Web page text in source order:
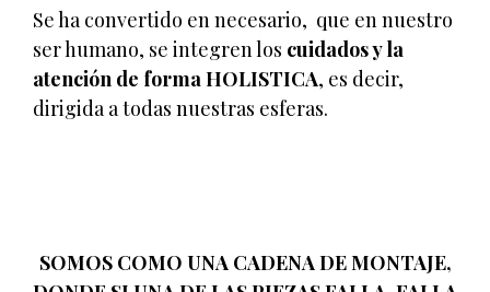
Se ha convertido en necesario, que en nuestro
ser humano, se integren los cuidados y la
atención de forma HOLISTICA, es decir,
dirigida a todas nuestras esferas.
SOMOS COMO UNA CADENA DE MONTAJE,